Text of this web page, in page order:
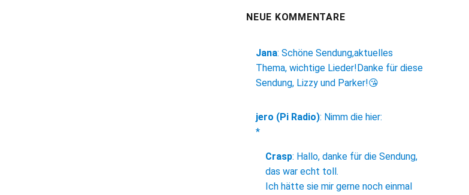
NEUE KOMMENTARE
Jana: Schöne Sendung,aktuelles
Thema, wichtige Lieder!Danke für diese
Sendung, Lizzy und Parker!😘
jero (Pi Radio): Nimm die hier:
*
Crasp: Hallo, danke für die Sendung,
das war echt toll.
Ich hätte sie mir gerne noch einmal